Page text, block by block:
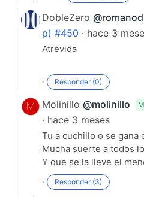
DobleZero
p) #450 · hace 3
Atrevida
· Responder (0)
Molinillo @molinillo
· hace 3 meses
Tu a cuchillo o se gana
Mucha suerte a todos
Y que se la lleve el
· Responder (3)